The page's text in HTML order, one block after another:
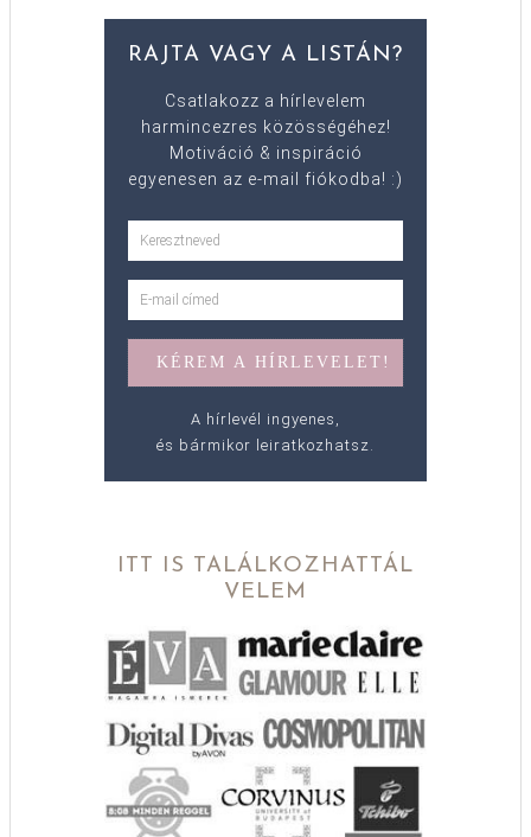
RAJTA VAGY A LISTÁN?
Csatlakozz a hírlevelem
harmincezres közösségéhez!
Motiváció & inspiráció
egyenesen az e-mail fiókodba! :)
A hírlevél ingyenes,
és bármikor leiratkozhatsz.
ITT IS TALÁLKOZHATTÁL
VELEM